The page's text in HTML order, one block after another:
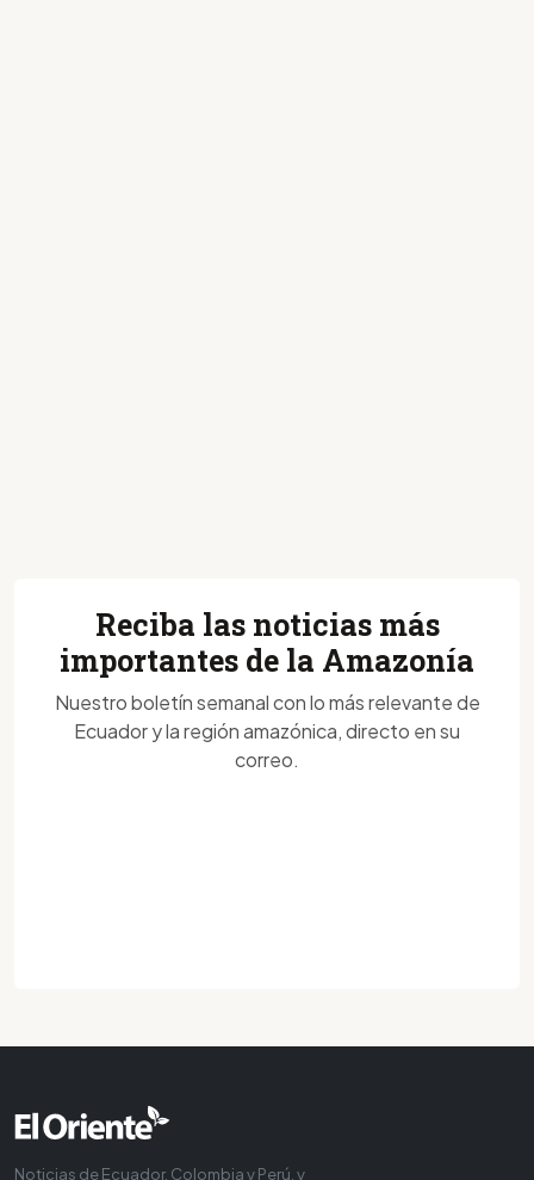
Reciba las noticias más
importantes de la Amazonía
Nuestro boletín semanal con lo más relevante de
Ecuador y la región amazónica, directo en su
correo.
Noticias de Ecuador, Colombia y Perú, y